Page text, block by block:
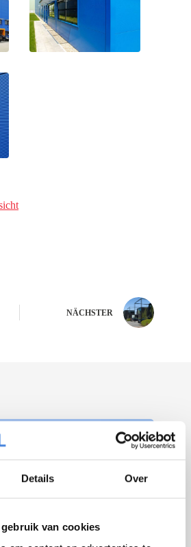
Details Over
van cookies
NÄCHSTER